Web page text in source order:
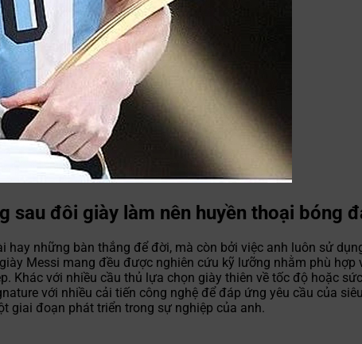
sau đôi giày làm nên huyền thoại bóng
hay những bàn thắng để đời, mà còn bởi việc anh luôn sử
Messi mang đều được nghiên cứu kỹ lưỡng nhằm phù
Khác với nhiều cầu thủ lựa chọn giày thiên về tốc độ hoặc
với nhiều cải tiến công nghệ để đáp ứng yêu cầu của
giai đoạn phát triển trong sự nghiệp của anh.